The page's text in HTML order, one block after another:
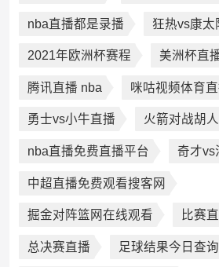
nba直播都是录播 狂热vs康太
2021年欧洲杯赛程 美洲杯直
腾讯直播 nba 咪咕视频体育
勇士vs小牛直播 火箭对战胡
nba直播免费直播平台 奇才vs
中超直播免费观看搜客网
掘金对阵篮网在线观看 比赛
总决赛直播 足球结果今日查询